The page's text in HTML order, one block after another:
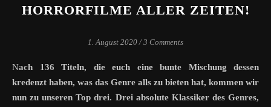
HORRORFILME ALLER ZEITEN!
1. August 2020 / 3 Comments
Nach 136 Titeln, die euch eine bunte Mischung dessen
kredenzt haben, was das Genre alls zu bieten hat, kommen wir
nun zu unseren Top drei. Drei absolute Klassiker des Genres,